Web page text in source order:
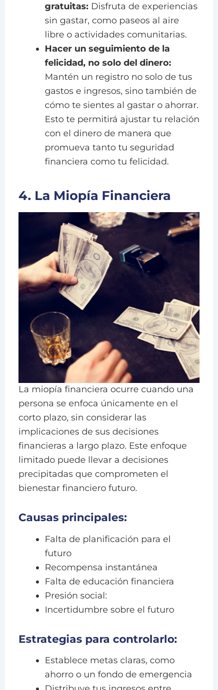
gratuitas: Disfruta de experiencias
sin gastar, como paseos al aire
libre o actividades comunitarias.
Hacer un seguimiento de la
felicidad, no solo del dinero:
Mantén un registro no solo de tus
gastos e ingresos, sino también de
cómo te sientes al gastar o ahorrar.
Esto te permitirá ajustar tu relación
con el dinero de manera que
promueva tanto tu seguridad
financiera como tu felicidad.
4. La Miopía Financiera
La miopía financiera ocurre cuando una
persona se enfoca únicamente en el
corto plazo, sin considerar las
implicaciones de sus decisiones
financieras a largo plazo. Este enfoque
limitado puede llevar a decisiones
precipitadas que comprometen el
bienestar financiero futuro.
Causas principales:
Falta de planificación para el
futuro
Recompensa instantánea
Falta de educación financiera
Presión social:
Incertidumbre sobre el futuro
Estrategias para controlarlo:
Establece metas claras, como
ahorro o un fondo de emergencia